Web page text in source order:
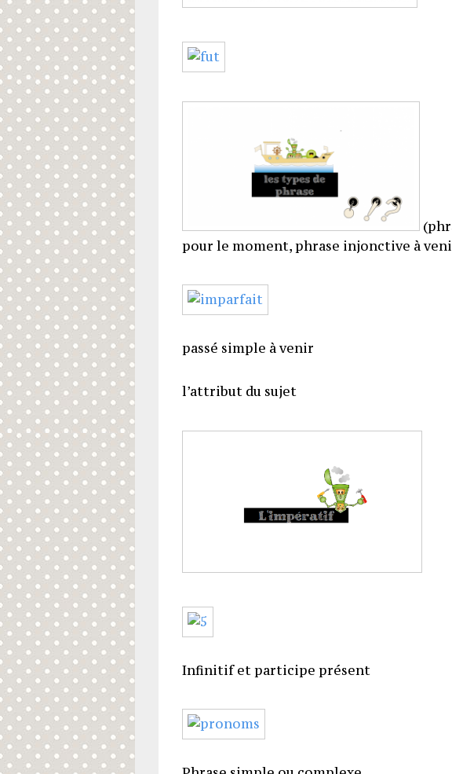
pour le moment, phrase injonctive à
passé simple à venir
l’attribut du sujet
Infinitif et participe présent